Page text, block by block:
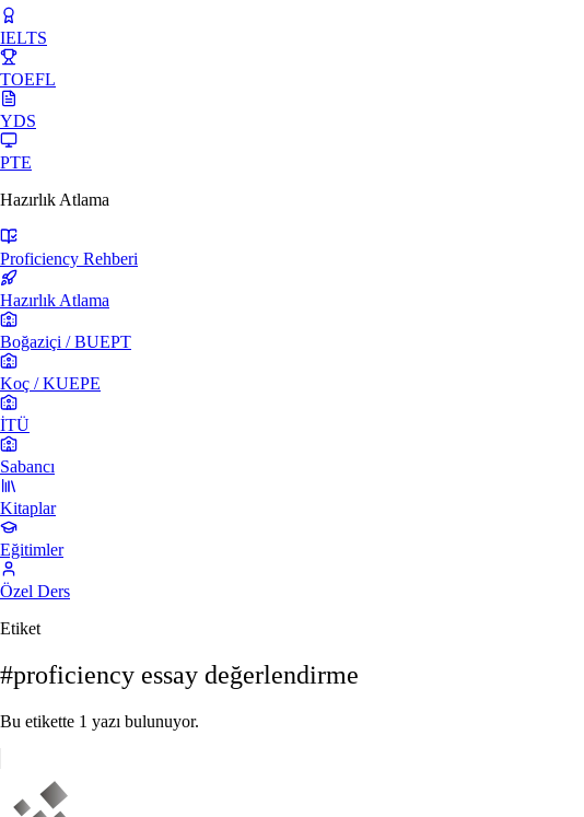
IELTS
TOEFL
YDS
PTE
Hazırlık Atlama
Proficiency Rehberi
Hazırlık Atlama
Boğaziçi / BUEPT
Koç / KUEPE
İTÜ
Sabancı
Kitaplar
Eğitimler
Özel Ders
Etiket
#proficiency essay değerlendirme
Bu etikette 1 yazı bulunuyor.